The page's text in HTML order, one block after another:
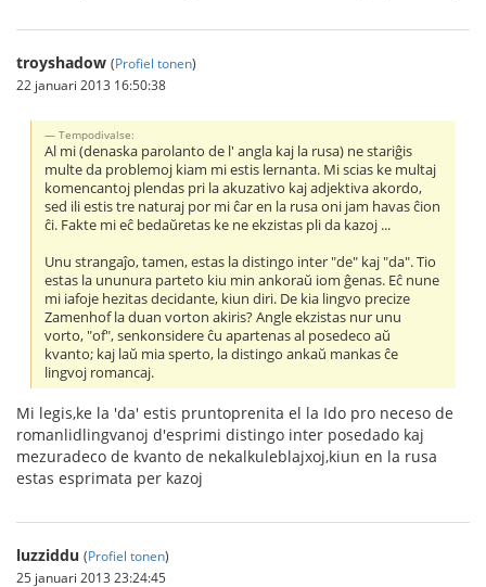
troyshadow (Profiel tonen)
22 januari 2013 16:50:38
Tempodivalse:
Al mi (denaska parolanto de l' angla kaj la rusa) ne stariĝis
multe da problemoj kiam mi estis lernanta. Mi scias ke multaj
komencantoj plendas pri la akuzativo kaj adjektiva akordo,
sed ili estis tre naturaj por mi ĉar en la rusa oni jam havas ĉion
ĉi. Fakte mi eĉ bedaŭretas ke ne ekzistas pli da kazoj ...
Unu strangaĵo, tamen, estas la distingo inter "de" kaj "da". Tio
estas la ununura parteto kiu min ankoraŭ iom ĝenas. Eĉ nune
mi iafoje hezitas decidante, kiun diri. De kia lingvo precize
Zamenhof la duan vorton akiris? Angle ekzistas nur unu
vorto, "of", senkonsidere ĉu apartenas al posedeco aŭ
kvanto; kaj laŭ mia sperto, la distingo ankaŭ mankas ĉe
lingvoj romancaj.
Mi legis,ke la 'da' estis pruntoprenita el la Ido pro neceso de
romanlidlingvanoj d'esprimi distingo inter posedado kaj
mezuradeco de kvanto de nekalkuleblajxoj,kiun en la rusa
estas esprimata per kazoj
luzziddu (Profiel tonen)
25 januari 2013 23:24:45